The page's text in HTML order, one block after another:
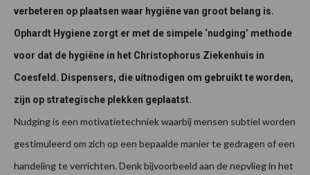
verbeteren op plaatsen waar hygiëne van groot belang is.
Ophardt Hygiene zorgt er met de simpele ‘nudging’ methode
voor dat de hygiëne in het Christophorus Ziekenhuis in
Coesfeld. Dispensers, die uitnodigen om gebruikt te worden,
zijn op strategische plekken geplaatst.
Nudging is een motivatietechniek waarbij mensen subtiel worden
gestimuleerd om zich op een bepaalde manier te gedragen of een
handeling te verrichten. Denk bijvoorbeeld aan de nepvlieg in het